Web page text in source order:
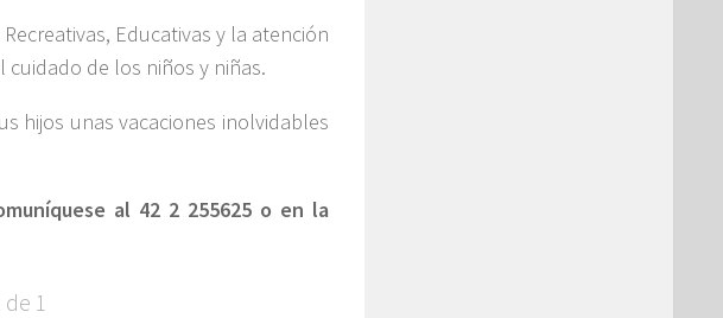
Educativas y la atención
de los niños y niñas.
hijos unas vacaciones inolvidables
al 42 2 255625 o en la
de 1